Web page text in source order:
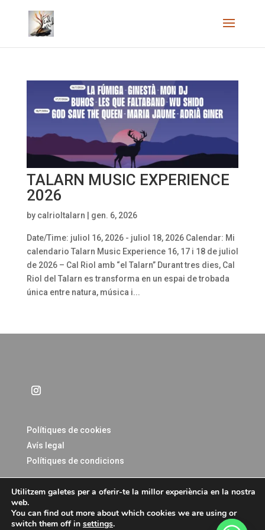
TALARN MUSIC EXPERIENCE
2026
by calrioltalarn gen. 6, 2026
Date/Time: juliol 16, 2026 - juliol 18, 2026 Calendar: Mi
calendario Talarn Music Experience 16, 17 i 18 de juliol
de 2026 – Cal Riol amb “el Talarn” Durant tres dies, Cal
Riol del Talarn es transforma en un espai de trobada
única entre natura, música i...
Polítiques de cookies
Avís legal
Polítiques de condicions
Cal Riol©, tots els drets reservats 2025
Utilitzem galetes per a oferir-te la millor experiència en la nostra
web.
You can find out more about which cookies we are using or
switch them off in settings.